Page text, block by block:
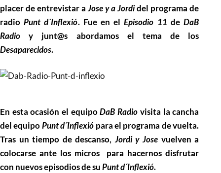
placer de entrevistar aJose y a Jordidel programa de
radioPunt d´Inflexió. Fue en elEpisodio 11 deDaB
Radio y junt@s abordamos el tema de los
Desaparecidos.
En esta ocasión el equipoDaB Radio visita la cancha
del equipoPunt d´Inflexió para el programa de vuelta.
Tras un tiempo de descanso, Jordi y Jose vuelven a
colocarse ante los micros para hacernos disfrutar
con nuevos episodios de suPunt d´Inflexió.